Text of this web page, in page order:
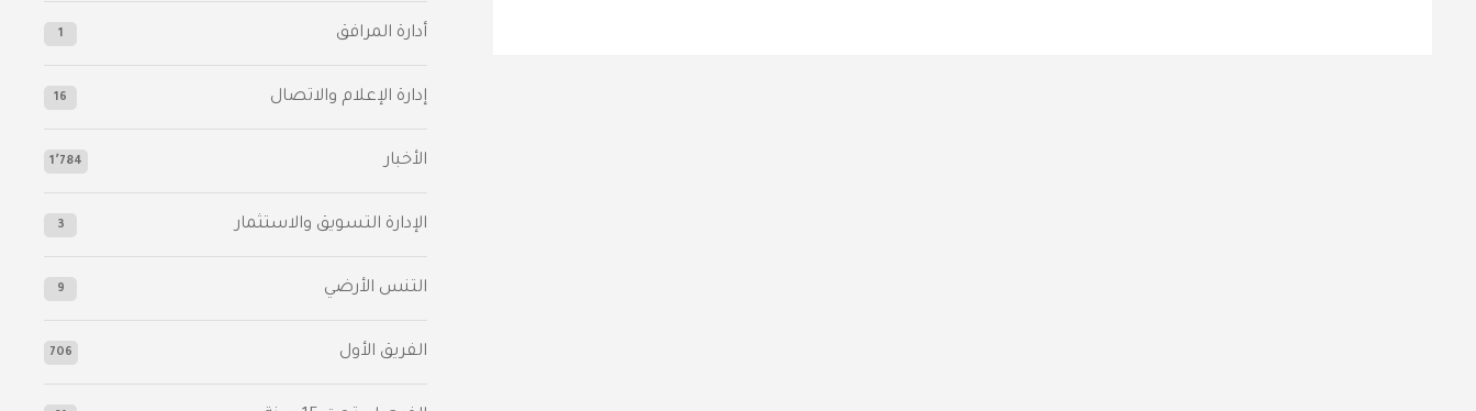
أدارة المرافق 1
إدارة الإعلام والاتصال 16
الأخبار 1٬784
الإدارة التسويق والاستثمار 3
التنس الأرضي 9
الفريق الأول 706